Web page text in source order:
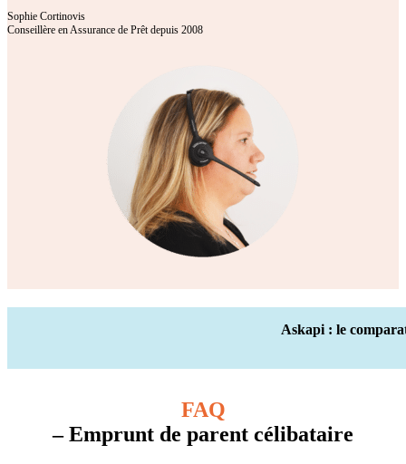
Sophie Cortinovis
Conseillère en Assurance de Prêt depuis 2008
Askapi : le
FAQ
– Emprunt de parent célibataire